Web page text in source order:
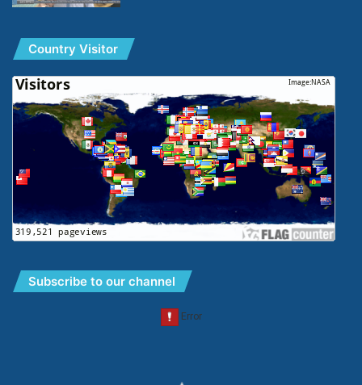
Country Visitor
Subscribe to our channel